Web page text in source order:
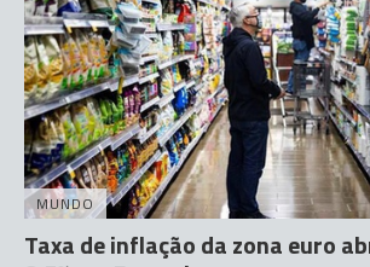
MUNDO
Taxa de inflação da zona euro